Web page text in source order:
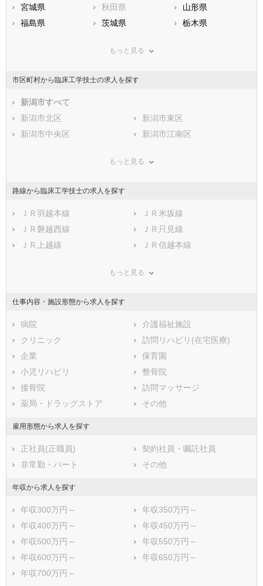
宮城県
秋田県
山形県
福島県
茨城県
栃木県
神奈川県
石川県
福井県
静岡県
滋賀県
兵庫県
和歌山県
山口県
福岡県
佐賀県
熊本県
鹿児島県
もっと見る
市区町村から臨床工学技士の求人を探す
新潟市すべて
新潟市北区
新潟市東区
新潟市中央区
新潟市江南区
新潟市西蒲区
長岡市
柏崎市
新発田市
小千谷市
加茂市
十日町市
見附市
妙高市
阿賀野市
魚沼市
南魚沼市
胎内市
北蒲原郡聖籠町
西蒲原郡弥彦村
南蒲原郡田上町
東蒲原郡阿賀町
三島郡出雲崎町
南魚沼郡湯沢町
中魚沼郡津南町
刈羽郡刈羽村
岩船郡関川村
もっと見る
路線から臨床工学技士の求人を探す
ＪＲ羽越本線
ＪＲ米坂線
ＪＲ磐越西線
ＪＲ只見線
ＪＲ上越線
ＪＲ信越本線
ＪＲ越後線
北越急行ほくほく線
ひすいライン)
えちごトキめき鉄道(妙高は
ねうまライン)
もっと見る
仕事内容・施設形態から求人を探す
病院
介護福祉施設
クリニック
訪問リハビリ(在宅医療)
企業
保育園
小児リハビリ
整骨院
接骨院
訪問マッサージ
薬局・ドラッグストア
その他
雇用形態から求人を探す
正社員(正職員)
契約社員・嘱託社員
非常勤・パート
その他
年収から求人を探す
年収300万円～
年収350万円～
年収400万円～
年収450万円～
年収500万円～
年収550万円～
年収600万円～
年収650万円～
年収700万円～